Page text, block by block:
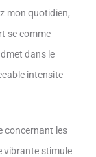
mon quotidien,
se comme
dans le
intensite
concernant les
vibrante stimule